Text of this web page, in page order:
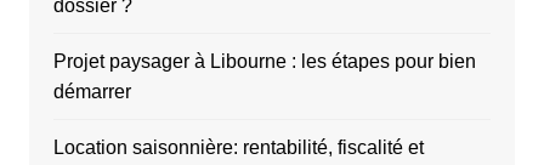
dossier ?
Projet paysager à Libourne : les étapes pour bien
démarrer
Location saisonnière: rentabilité, fiscalité et